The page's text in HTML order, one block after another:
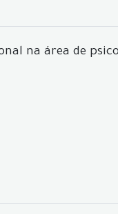
na área de